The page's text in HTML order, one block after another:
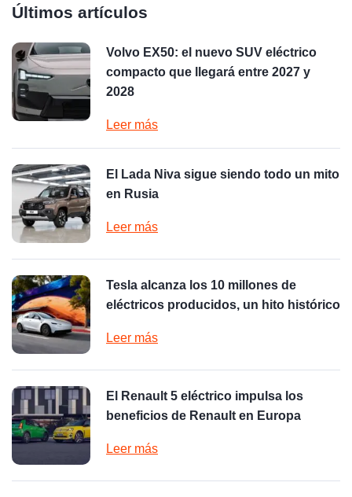
Últimos artículos
Volvo EX50: el nuevo SUV eléctrico
compacto que llegará entre 2027 y
2028
Leer más
El Lada Niva sigue siendo todo un mito
en Rusia
Leer más
Tesla alcanza los 10 millones de
eléctricos producidos, un hito histórico
Leer más
El Renault 5 eléctrico impulsa los
beneficios de Renault en Europa
Leer más